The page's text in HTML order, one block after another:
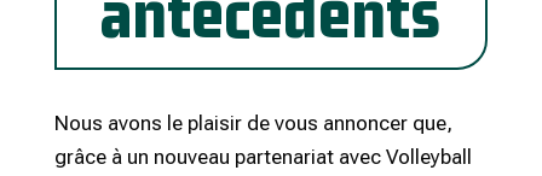
Nous avons le plaisir de vous annoncer que,
grâce à un nouveau partenariat avec Volleyball